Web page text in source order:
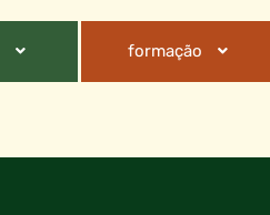
formação